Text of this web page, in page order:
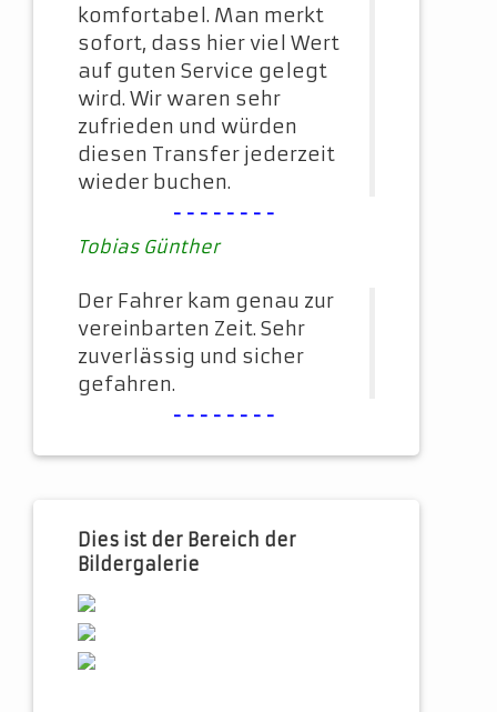
komfortabel. Man merkt
sofort, dass hier viel Wert
auf guten Service gelegt
wird. Wir waren sehr
zufrieden und würden
diesen Transfer jederzeit
wieder buchen.
--------
Tobias Günther
Der Fahrer kam genau zur
vereinbarten Zeit. Sehr
zuverlässig und sicher
gefahren.
--------
Dies ist der Bereich der
Bildergalerie